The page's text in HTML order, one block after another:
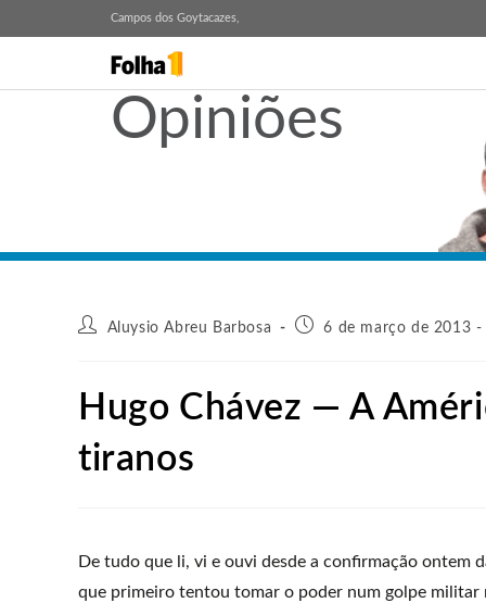
Campos dos Goytacazes,
Opiniões
Aluysio Abreu Barbosa 6 de março de 2013 -
Hugo Chávez — A
tiranos
De tudo que li, vi e ouvi desde a confirmação ontem
que primeiro tentou tomar o poder num golpe militar